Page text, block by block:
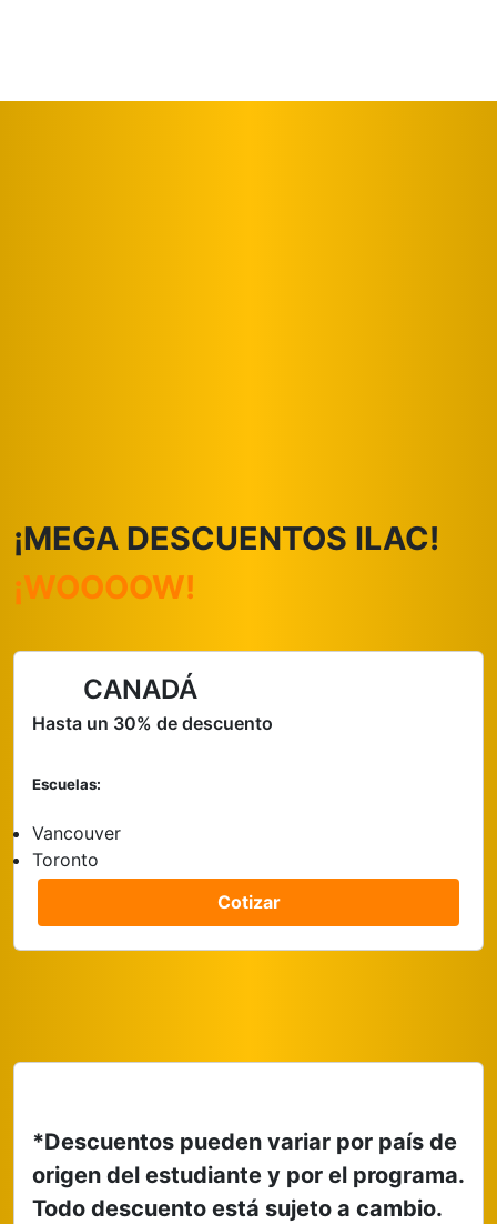
¡MEGA DESCUENTOS ILAC!
¡WOOOOW!
CANADÁ
Hasta un 30% de descuento
Escuelas:
Vancouver
Toronto
Cotizar
*Descuentos pueden variar por país de
origen del estudiante y por el programa.
Todo descuento está sujeto a cambio.